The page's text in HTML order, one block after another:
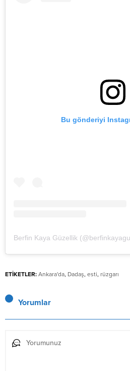
Bu gönderiyi
ETİKETLER: Ankara'da, Dadaş, esti, rüzgarı
Yorumlar